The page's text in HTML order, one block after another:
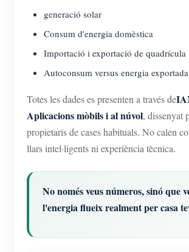
generació solar
Consum d'energia domèstica
Importació i exportació de quadrícula
Autoconsum versus energia exportada
Totes les dades es presenten a través de
Aplicacions mòbils i al núvol, dissenyat
propietaris de cases habituals. No calen
llars intel·ligents ni experiència tècnica.
No només veus números, sinó que
l'energia flueix realment per casa